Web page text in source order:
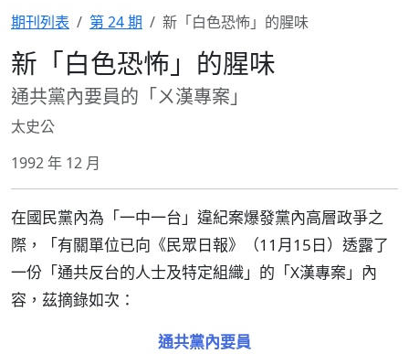
期刊列表 第 24 期 新「白色恐怖」的腥味
新「白色恐怖」的腥味
通共黨內要員的「ㄨ漢專案」
太史公
1992 年 12 月
在國民黨內為「一中一台」違紀案爆發黨內高層政爭之
際，「有關單位已向《民眾日報》（11月15日）透露了
一份「通共反台的人士及特定組織」的「X漢專案」內
容，茲摘錄如次：
通共黨內要員